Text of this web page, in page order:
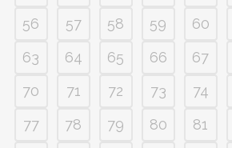
56
57 58 59 60
63
64 65 66 67
70
71 72 73 74
77
78 79 80 81